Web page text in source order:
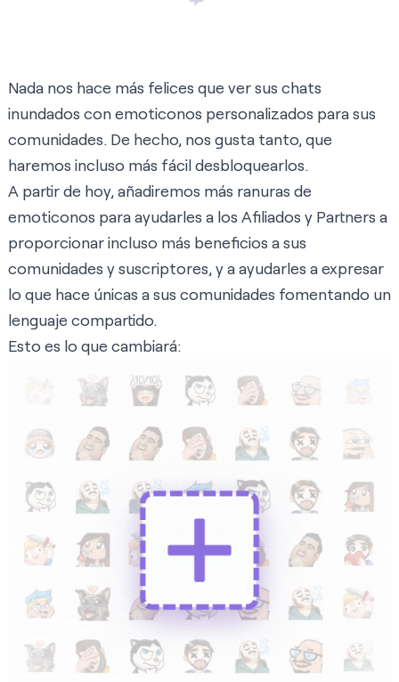
Nada nos hace más felices que ver sus chats
inundados con emoticonos personalizados para sus
comunidades. De hecho, nos gusta tanto, que
haremos incluso más fácil desbloquearlos.
A partir de hoy, añadiremos más ranuras de
emoticonos para ayudarles a los Afiliados y Partners a
proporcionar incluso más beneficios a sus
comunidades y suscriptores, y a ayudarles a expresar
lo que hace únicas a sus comunidades fomentando un
lenguaje compartido.
Esto es lo que cambiará: